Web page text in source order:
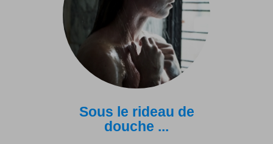
Sous le rideau de
douche ...